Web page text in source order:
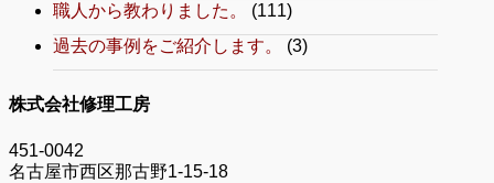
職人から教わりました。
(111)
過去の事例をご紹介します。
(3)
株式会社修理工房
451-0042
名古屋市西区那古野1-15-18